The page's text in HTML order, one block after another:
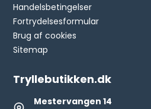
Handelsbetingelser
Fortrydelsesformular
Brug af cookies
Sitemap
Tryllebutikken.dk
Mestervangen 14